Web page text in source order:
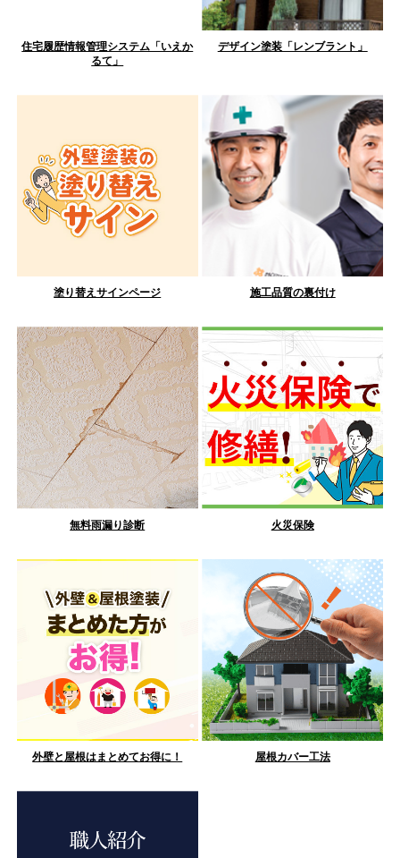
住宅履歴情報管理システム「いえか
るて」
デザイン塗装「レンブラント」
塗り替えサインページ 施工品質の裏付け
無料雨漏り診断 火災保険
外壁と屋根はまとめてお得に！ 屋根カバー工法